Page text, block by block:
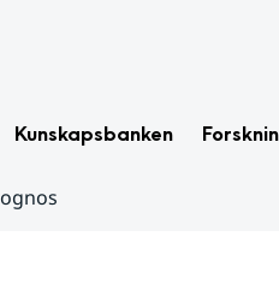
Kunskapsbanken